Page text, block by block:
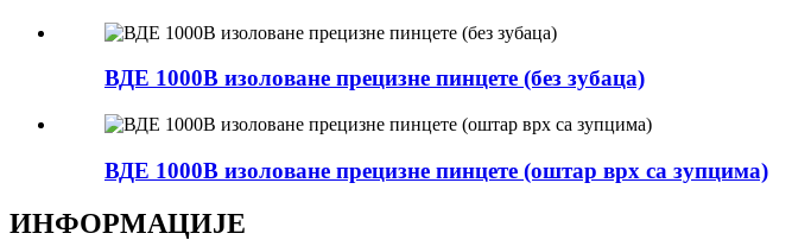
ВДЕ 1000В изоловане прецизне пинцете (без зубаца)
ВДЕ 1000В изоловане прецизне пинцете (оштар врх са зупцима)
ИНФОРМАЦИЈЕ